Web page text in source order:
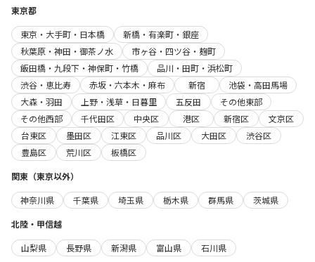
東京都
東京・大手町・日本橋
新橋・有楽町・銀座
秋葉原・神田・御茶ノ水
市ヶ谷・四ツ谷・麹町
飯田橋・九段下・神保町・竹橋
品川・田町・浜松町
渋谷・恵比寿
赤坂・六本木・麻布 新宿
池袋・高田馬場
大森・羽田
上野・浅草・日暮里 五反田
その他東部
その他西部
千代田区 中央区 港区 新宿区
文京区
台東区
墨田区 江東区 品川区 大田区
渋谷区
豊島区
荒川区
板橋区
関東（東京以外）
神奈川県
千葉県 埼玉県 栃木県 群馬県
茨城県
北陸・甲信越
山梨県
長野県 新潟県 富山県
石川県